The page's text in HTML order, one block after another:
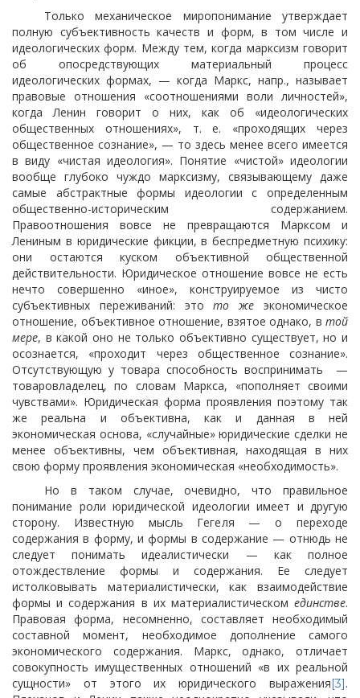
Только механическое миропонимание утверждает
полную субъективность качеств и форм, в том числе и
идеологических форм. Между тем, когда марксизм говорит
об опосредствующих материальный процесс
идеологических формах, — когда Маркс, напр., называет
правовые отношения «соотношениями воли личностей»,
когда Ленин говорит о них, как об «идеологических
общественных отношениях», т. е. «проходящих через
общественное сознание», — то здесь менее всего имеется
в виду «чистая идеология». Понятие «чистой» идеологии
вообще глубоко чуждо марксизму, связывающему даже
самые абстрактные формы идеологии с определенным
общественно-историческим содержанием.
Правоотношения вовсе не превращаются Марксом и
Лениным в юридические фикции, в беспредметную психику:
они остаются куском объективной общественной
действительности. Юридическое отношение вовсе не есть
нечто совершенно «иное», конструируемое из чисто
субъективных переживаний: этото же экономическое
отношение, объективное отношение, взятое однако, в той
мере, в какой оно не только объективно существует, но и
осознается, «проходит через общественное сознание».
Отсутствующую у товара способность воспринимать
—
товаровладелец, по словам Маркса, «пополняет своими
чувствами». Юридическая форма проявления поэтому так
же реальна и объективна, как и данная в ней
экономическая основа, «случайные» юридические сделки не
менее объективны, чем объективная, находящая в них
свою форму проявления экономическая «необходимость».
Но в таком случае, очевидно, что правильное
понимание роли юридической идеологии имеет и другую
сторону. Известную мысль Гегеля — о переходе
содержания в форму, и формы в содержание — отнюдь не
следует понимать идеалистически — как полное
отождествление формы и содержания. Ее следует
истолковывать материалистически, как взаимодействие
формы и содержания в их материалистическом единстве.
Правовая форма, несомненно, составляет необходимый
составной момент, необходимое дополнение самого
экономического содержания. Маркс, однако, отличает
совокупность имущественных отношений «в их реальной
сущности» от этого их юридического выражения[3].